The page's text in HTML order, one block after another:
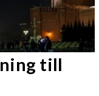
till